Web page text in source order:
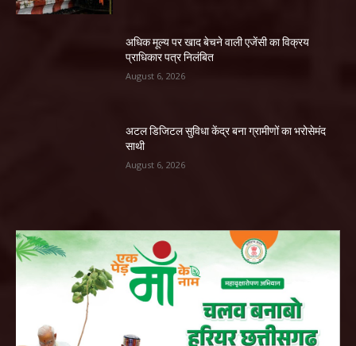
अधिक मूल्य पर खाद बेचने वाली एजेंसी का विक्रय
प्राधिकार पत्र निलंबित
August 6, 2026
अटल डिजिटल सुविधा केंद्र बना ग्रामीणों का भरोसेमंद
साथी
August 6, 2026